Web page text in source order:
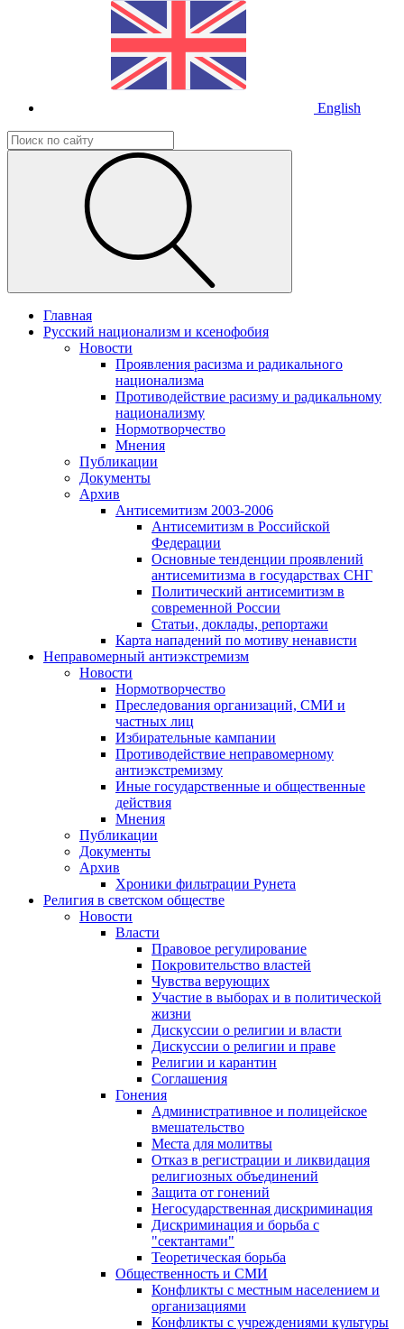
English
Главная
Русский национализм и ксенофобия
Новости
Проявления расизма и радикального
национализма
Противодействие расизму и радикальному
национализму
Нормотворчество
Мнения
Публикации
Документы
Архив
Антисемитизм 2003-2006
Антисемитизм в Российской
Федерации
Основные тенденции проявлений
антисемитизма в государствах СНГ
Политический антисемитизм в
современной России
Статьи, доклады, репортажи
Карта нападений по мотиву ненависти
Неправомерный антиэкстремизм
Новости
Нормотворчество
Преследования организаций, СМИ и
частных лиц
Избирательные кампании
Противодействие неправомерному
антиэкстремизму
Иные государственные и общественные
действия
Мнения
Публикации
Документы
Архив
Хроники фильтрации Рунета
Религия в светском обществе
Новости
Власти
Правовое регулирование
Покровительство властей
Чувства верующих
Участие в выборах и в политической
жизни
Дискуссии о религии и власти
Дискуссии о религии и праве
Религии и карантин
Соглашения
Гонения
Административное и полицейское
вмешательство
Места для молитвы
Отказ в регистрации и ликвидация
религиозных объединений
Защита от гонений
Негосударственная дискриминация
Дискриминация и борьба с
"сектантами"
Теоретическая борьба
Общественность и СМИ
Конфликты с местным населением и
организациями
Конфликты с учреждениями культуры